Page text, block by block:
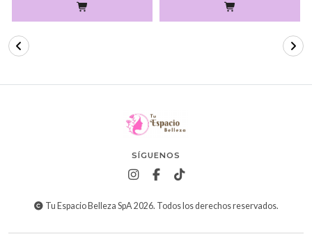
SÍGUENOS
Tu Espacio Belleza SpA 2026. Todos los derechos reservados.